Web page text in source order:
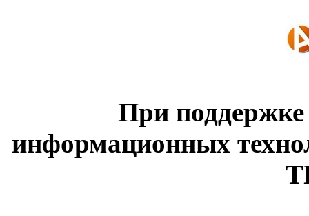
При
информационных